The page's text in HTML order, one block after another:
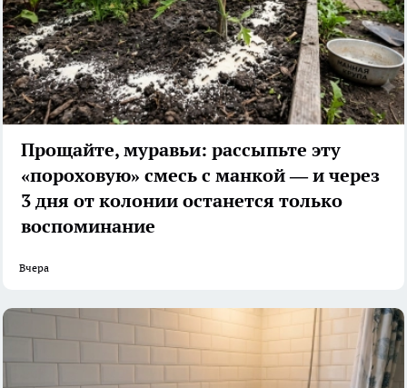
Прощайте, муравьи: рассыпьте эту
«пороховую» смесь с манкой — и через
3 дня от колонии останется только
воспоминание
Вчера